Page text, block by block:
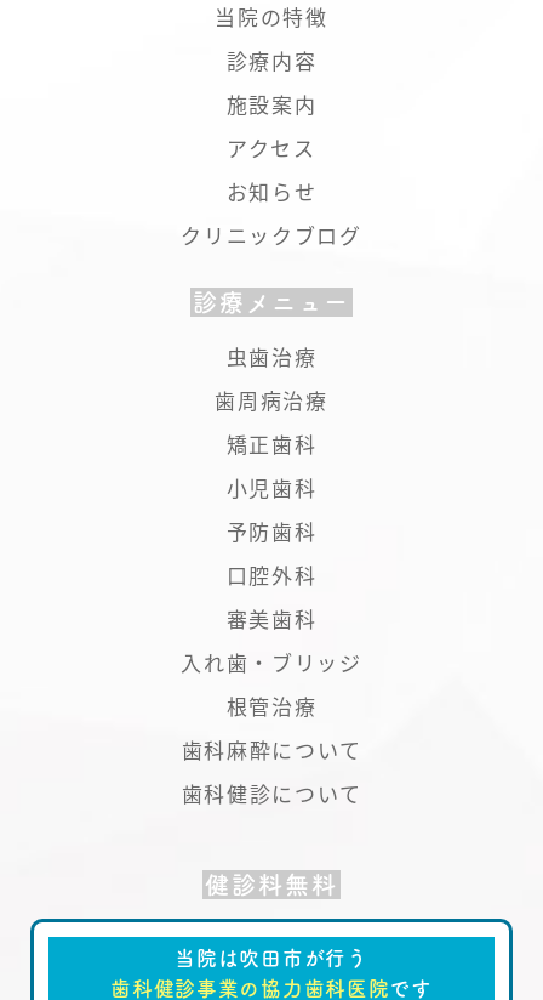
当院の特徴
診療内容
施設案内
アクセス
お知らせ
クリニックブログ
診療メニュー
虫歯治療
歯周病治療
矯正歯科
小児歯科
予防歯科
口腔外科
審美歯科
入れ歯・ブリッジ
根管治療
歯科麻酔について
歯科健診について
健診料無料
当院は吹田市が行う
歯科健診事業の協力歯科医院です